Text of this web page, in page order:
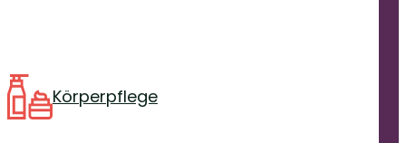
Körperpflege